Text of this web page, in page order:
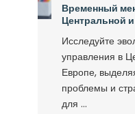
Временный
Центральной
Исследуйте
управления в
Европе,
проблемы и
для ...